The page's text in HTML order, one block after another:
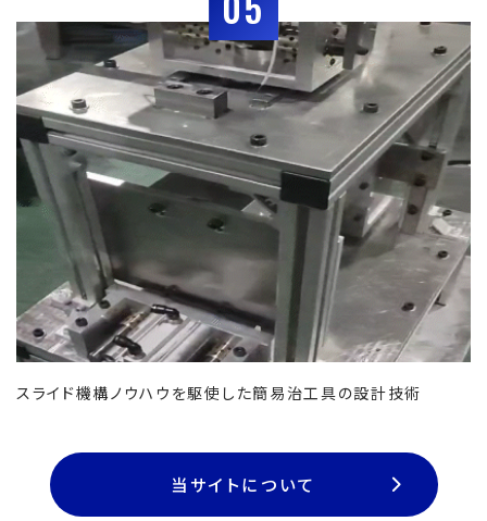
スライド機構ノウハウを駆使した簡易治工具の設計技術
当サイトについて